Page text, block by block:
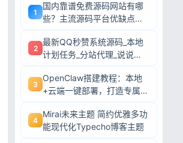
1
国内靠谱免费源码网站有哪
些？主流源码平台优缺点深
2
最新QQ秒赞系统源码_本地
计划任务_分站代理_说说赞
3
OpenClaw搭建教程：本地
+云端一键部署，打造专属AI
4
Mirai未来主题 简约优雅多功
能现代化Typecho博客主题